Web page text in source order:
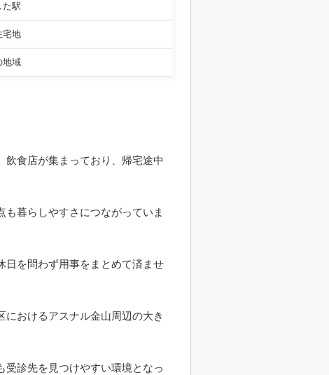
た駅
宅地
地域
食店が集まっており、帰宅途中
暮らしやすさにつながっていま
日を問わず用事をまとめて済ませ
おけるアスナル金山周辺の大き
診先を見つけやすい環境となっ